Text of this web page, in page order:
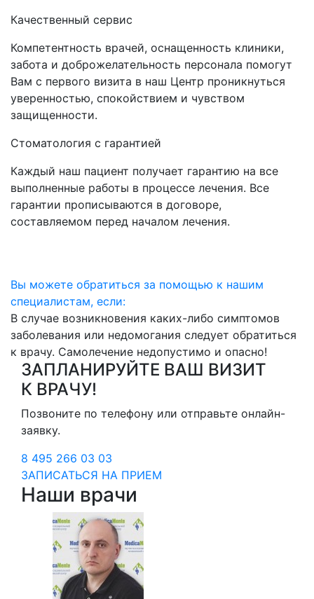
Качественный сервис
Компетентность врачей, оснащенность клиники,
забота и доброжелательность персонала помогут
Вам с первого визита в наш Центр проникнуться
уверенностью, спокойствием и чувством
защищенности.
Стоматология с гарантией
Каждый наш пациент получает гарантию на все
выполненные работы в процессе лечения. Все
гарантии прописываются в договоре,
составляемом перед началом лечения.
Вы можете обратиться за помощью к нашим
специалистам, если:
В случае возникновения каких-либо симптомов
заболевания или недомогания следует обратиться
к врачу. Самолечение недопустимо и опасно!
ЗАПЛАНИРУЙТЕ ВАШ ВИЗИТ
К ВРАЧУ!
Позвоните по телефону или отправьте онлайн-
заявку.
8 495 266 03 03
ЗАПИСАТЬСЯ НА ПРИЕМ
Наши врачи